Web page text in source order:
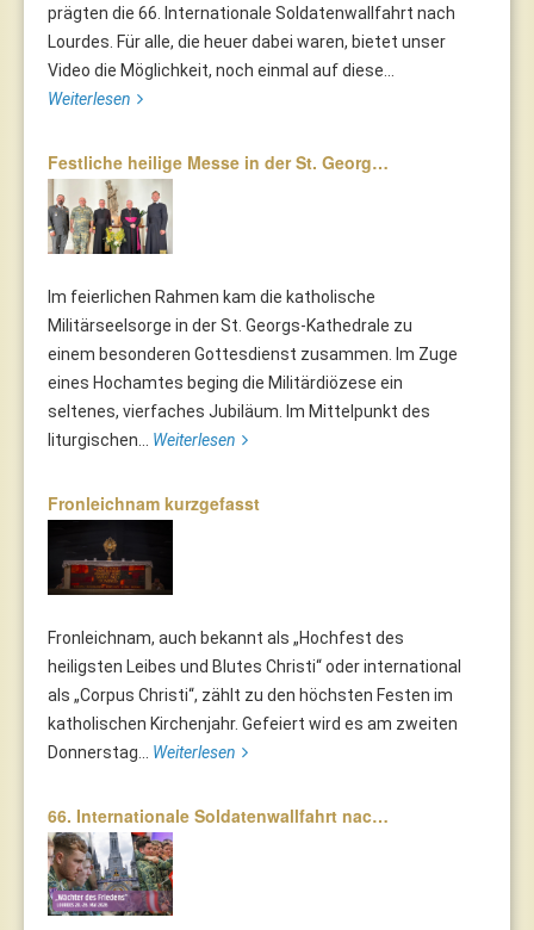
prägten die 66. Internationale Soldatenwallfahrt nach
Lourdes. Für alle, die heuer dabei waren, bietet unser
Video die Möglichkeit, noch einmal auf diese...
Weiterlesen
Festliche heilige Messe in der St. Georg…
Im feierlichen Rahmen kam die katholische
Militärseelsorge in der St. Georgs-Kathedrale zu
einem besonderen Gottesdienst zusammen. Im Zuge
eines Hochamtes beging die Militärdiözese ein
seltenes, vierfaches Jubiläum. Im Mittelpunkt des
liturgischen... Weiterlesen
Fronleichnam kurzgefasst
Fronleichnam, auch bekannt als „Hochfest des
heiligsten Leibes und Blutes Christi“ oder international
als „Corpus Christi“, zählt zu den höchsten Festen im
katholischen Kirchenjahr. Gefeiert wird es am zweiten
Donnerstag... Weiterlesen
66. Internationale Soldatenwallfahrt nac…